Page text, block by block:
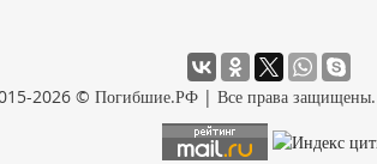
2026 © Погибшие.РФ | Все права защищены.